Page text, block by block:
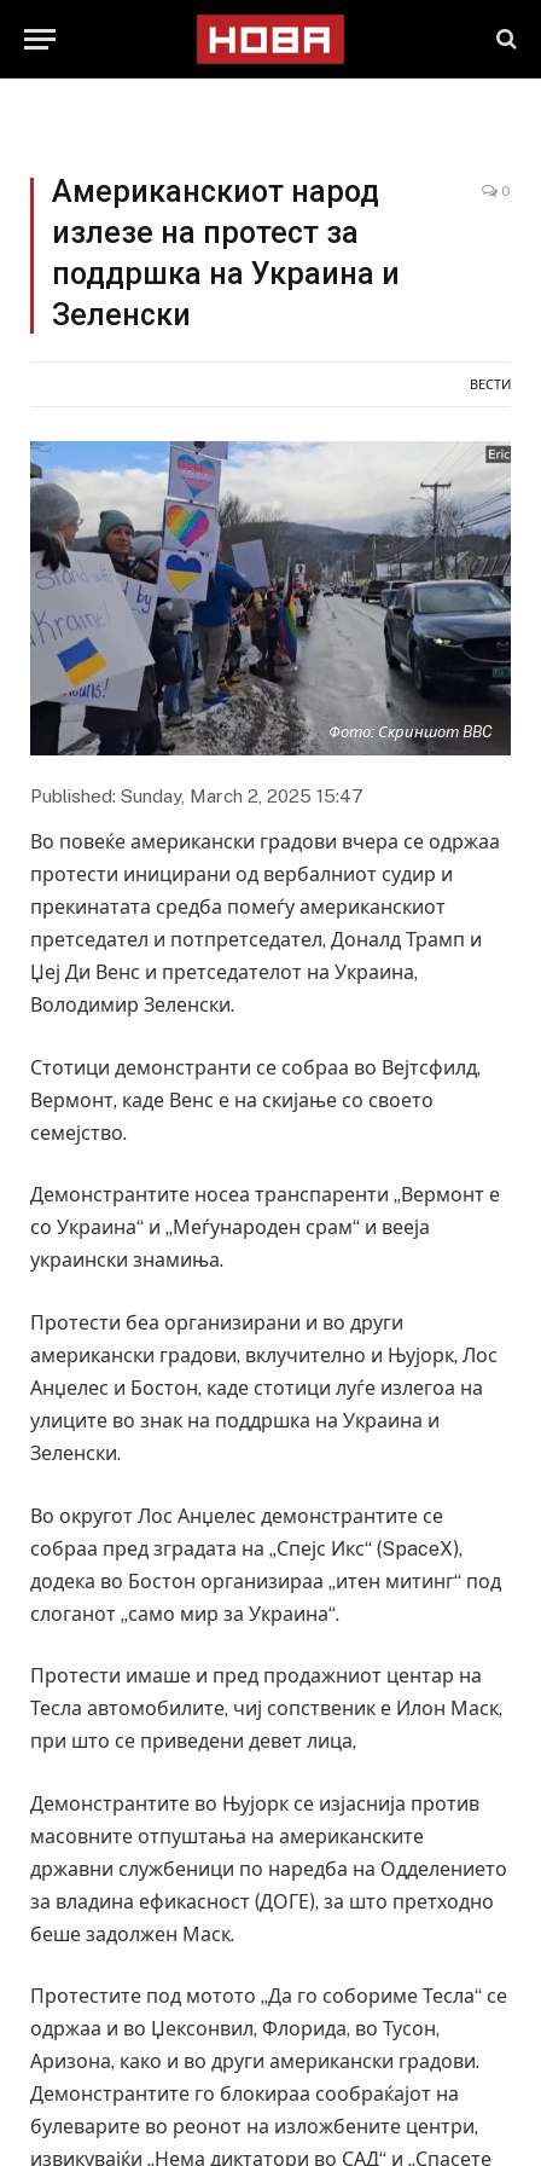
Американскиот народ
излезе на протест за
поддршка на Украина и
Зеленски
0
ВЕСТИ
Фото: Скриншот BBC
Published: Sunday, March 2, 2025 15:47
Во повеќе американски градови вчера се одржаа
протести иницирани од вербалниот судир и
прекинатата средба помеѓу американскиот
претседател и потпретседател, Доналд Трамп и
Џеј Ди Венс и претседателот на Украина,
Володимир Зеленски.
Стотици демонстранти се собраа во Вејтсфилд,
Вермонт, каде Венс е на скијање со своето
семејство.
Демонстрантите носеа транспаренти „Вермонт е
со Украина“ и „Меѓународен срам“ и вееја
украински знамиња.
Протести беа организирани и во други
американски градови, вклучително и Њујорк, Лос
Анџелес и Бостон, каде стотици луѓе излегоа на
улиците во знак на поддршка на Украина и
Зеленски.
Во округот Лос Анџелес демонстрантите се
собраа пред зградата на „Спејс Икс“ (SpaceX),
додека во Бостон организираа „итен митинг“ под
слоганот „само мир за Украина“.
Протести имаше и пред продажниот центар на
Тесла автомобилите, чиј сопственик е Илон Маск,
при што се приведени девет лица,
Демонстрантите во Њујорк се изјаснија против
масовните отпуштања на американските
државни службеници по наредба на Одделението
за владина ефикасност (ДОГЕ), за што претходно
беше задолжен Маск.
Протестите под мотото „Да го собориме Тесла“ се
одржаа и во Џексонвил, Флорида, во Тусон,
Аризона, како и во други американски градови.
Демонстрантите го блокираа сообраќајот на
булеварите во реонот на изложбените центри,
извикувајќи „Нема диктатори во САД“ и „Спасете